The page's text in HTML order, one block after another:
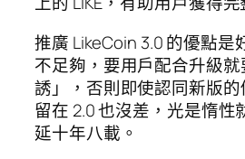
推廣 LikeCoin 3.0 的優點是
不足夠，要用戶配合升級
誘」，否則即使認同新版
留在 2.0 也沒差，光是惰性
延十年八載。